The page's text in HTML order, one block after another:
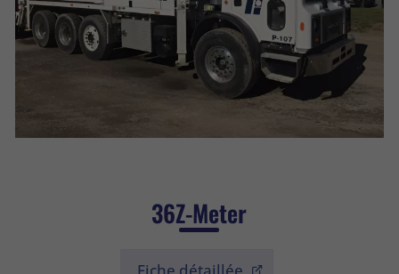
36Z-Meter
Fiche détaillée